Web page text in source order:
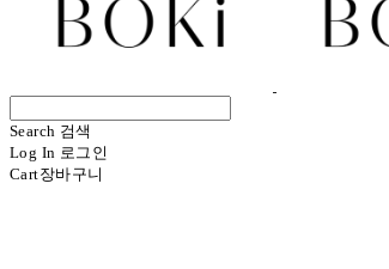
Search 검색
Log In 로그인
Cart장바구니